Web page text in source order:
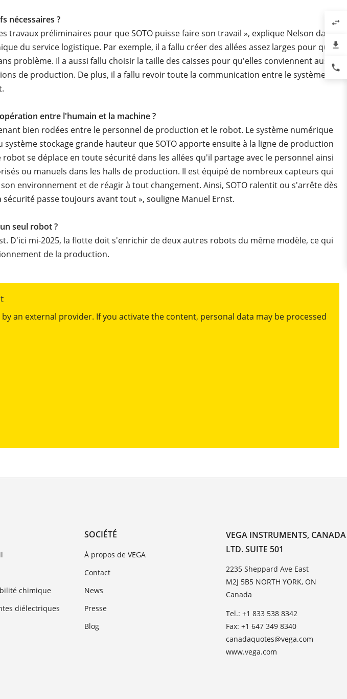
nécessaires ?
travaux préliminaires pour que SOTO puisse faire son travail », explique Nelson da
du service logistique. Par exemple, il a fallu créer des allées assez larges pour que
problème. Il a aussi fallu choisir la taille des caisses pour qu'elles conviennent aussi
de production. De plus, il a fallu revoir toute la communication entre le système
entre l'humain et la machine ?
bien rodées entre le personnel de production et le robot. Le système numérique
système stockage grande hauteur que SOTO apporte ensuite à la ligne de production
se déplace en toute sécurité dans les allées qu'il partage avec le personnel ainsi
ou manuels dans les halls de production. Il est équipé de nombreux capteurs qui
environnement et de réagir à tout changement. Ainsi, SOTO ralentit ou s'arrête dès
sécurité passe toujours avant tout », souligne Manuel Ernst.
seul robot ?
D'ici mi-2025, la flotte doit s'enrichir de deux autres robots du même modèle, ce qui
de la production.
an external provider. If you activate the content, personal data may be processed
chimique
diélectriques
SOCIÉTÉ
À propos de VEGA
Contact
News
Presse
Blog
VEGA INSTRUMENTS, CANADA
LTD. SUITE 501
2235 Sheppard Ave East
M2J 5B5 NORTH YORK, ON
Canada
Tel.: +1 833 538 8342
Fax: +1 647 349 8340
canadaquotes@vega.com
www.vega.com
swap_horiz
file_download
phone